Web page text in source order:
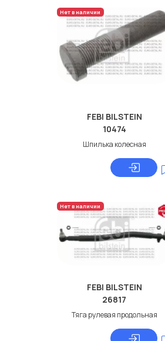
большом ассортименте.
Мы продаем
производителя SEM.
Нет в наличии
FEBI BILSTEIN
10474
Шпилька колесная
Нет в наличии
FEBI BILSTEIN
26817
Тяга рулевая продольная